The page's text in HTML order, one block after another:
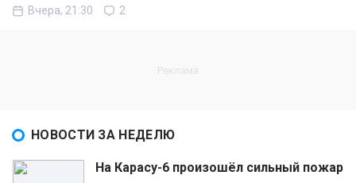
Вчера, 21:30 2
НОВОСТИ ЗА НЕДЕЛЮ
На Карасу-6 произошёл сильный пожар